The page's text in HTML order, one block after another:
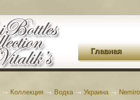
Главная
→ Коллекция → Водка→ Украина→